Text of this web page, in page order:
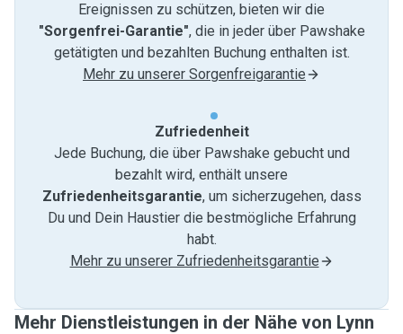
Ereignissen zu schützen, bieten wir die
"Sorgenfrei-Garantie", die in jeder über Pawshake
getätigten und bezahlten Buchung enthalten ist.
Mehr zu unserer Sorgenfreigarantie
Zufriedenheit
Jede Buchung, die über Pawshake gebucht und
bezahlt wird, enthält unsere
Zufriedenheitsgarantie, um sicherzugehen, dass
Du und Dein Haustier die bestmögliche Erfahrung
habt.
Mehr zu unserer Zufriedenheitsgarantie
Mehr Dienstleistungen in der Nähe von Lynn